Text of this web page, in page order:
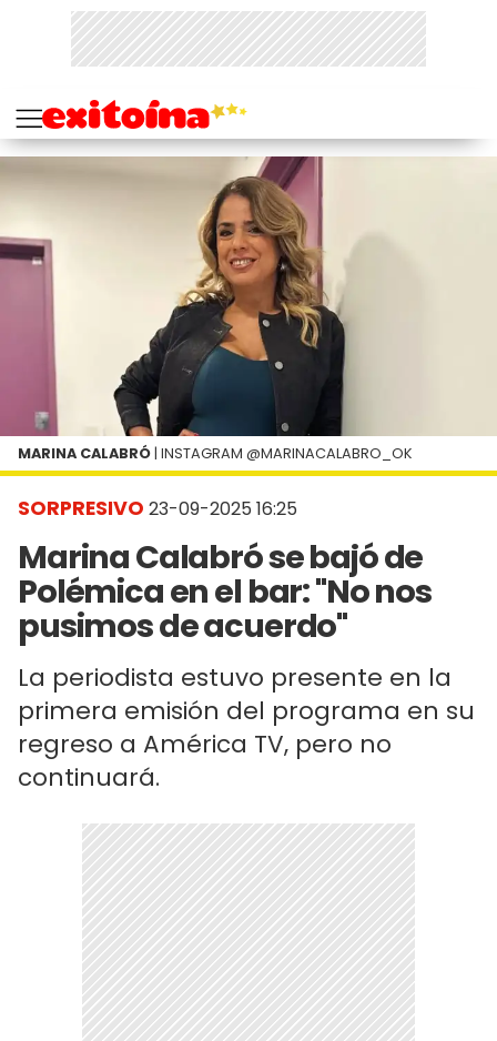
SORPRESIVO 23-09-2025 16:25
Marina Calabró se bajó de
Polémica en el bar: "No nos
pusimos de acuerdo"
La periodista estuvo presente en la
primera emisión del programa en su
regreso a América TV, pero no
continuará.
MARINA CALABRÓ | INSTAGRAM @MARINACALABRO_OK